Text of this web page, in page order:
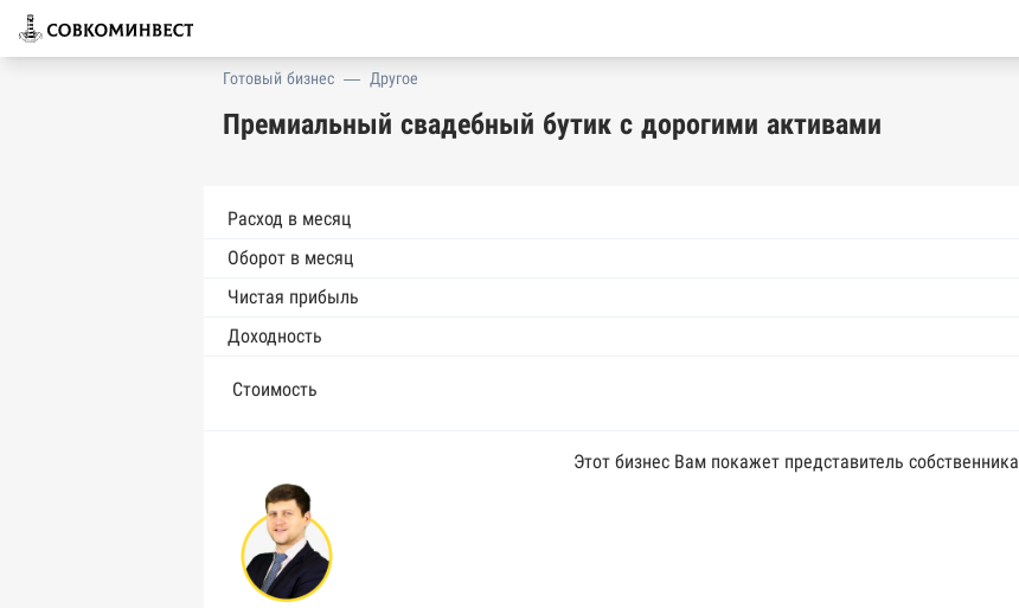
Готовый бизнес — Другое
Премиальный свадебный бутик с дорогими активами
Расход в месяц
Оборот в месяц
Чистая прибыль
Доходность
Стоимость
Этот бизнес Вам покажет представитель собственника